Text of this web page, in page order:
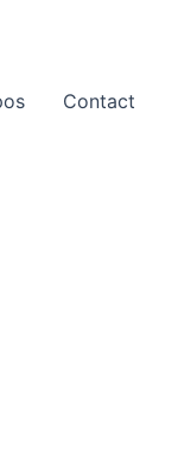
Contact